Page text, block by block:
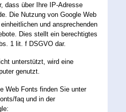
dass über Ihre IP-Adresse
Die Nutzung von Google Web
und ansprechenden
Dies stellt ein berechtigtes
1 lit. f DSGVO dar.
unterstützt, wird eine
genutzt.
Web Fonts finden Sie unter
faq und in der